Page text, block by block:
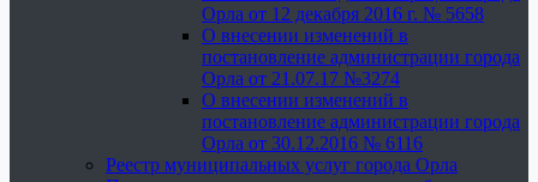
Орла от 12 декабря 2016 г. № 5658
О внесении изменений в
постановление администрации города
Орла от 21.07.17 №3274
О внесении изменений в
постановление администрации города
Орла от 30.12.2016 № 6116
Реестр муниципальных услуг города Орла